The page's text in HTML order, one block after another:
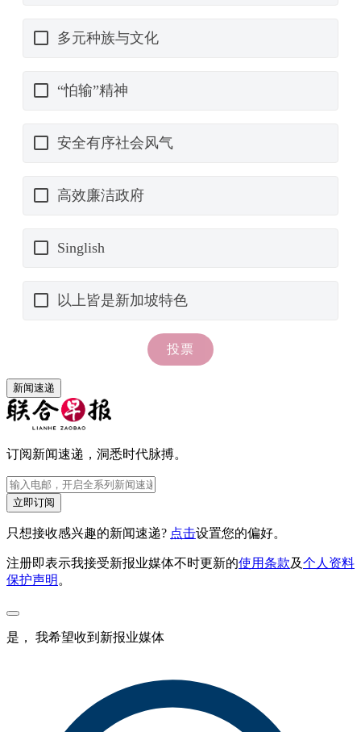
新闻速递
订阅新闻速递，洞悉时代脉搏。
立即订阅
只想接收感兴趣的新闻速递? 点击设置您的偏好。
注册即表示我接受新报业媒体不时更新的使用条款及个人资料
保护声明 。
是， 我希望收到新报业媒体